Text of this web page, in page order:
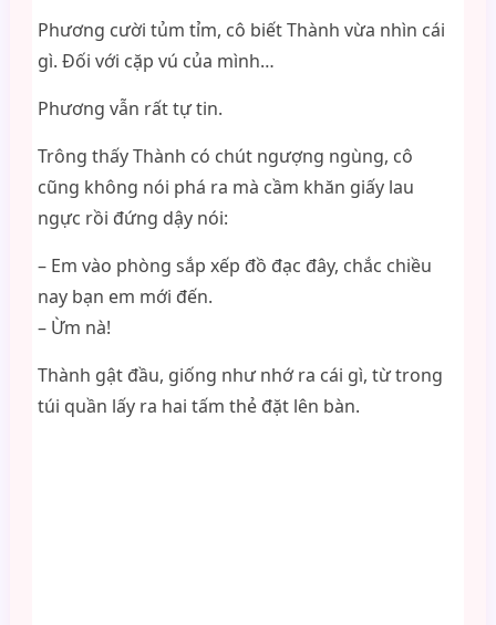
Phương cười tủm tỉm, cô biết Thành vừa nhìn cái
gì. Đối với cặp vú của mình…
Phương vẫn rất tự tin.
Trông thấy Thành có chút ngượng ngùng, cô
cũng không nói phá ra mà cầm khăn giấy lau
ngực rồi đứng dậy nói:
– Em vào phòng sắp xếp đồ đạc đây, chắc chiều
nay bạn em mới đến.
– Ừm nà!
Thành gật đầu, giống như nhớ ra cái gì, từ trong
túi quần lấy ra hai tấm thẻ đặt lên bàn.